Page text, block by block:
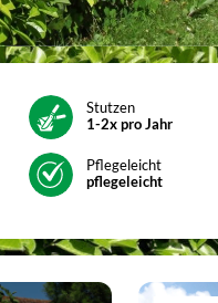
Stutzen
1-2x pro Jahr
Pflegeleicht
pflegeleicht